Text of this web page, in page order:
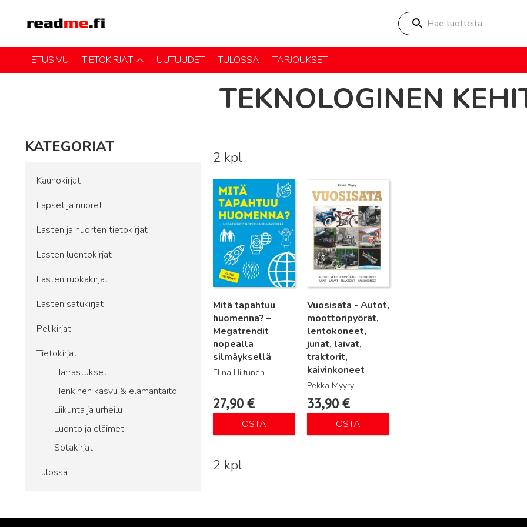
Hae tuotteita
ETUSIVU TIETOKIRJAT UUTUUDET TULOSSA TARJOUKSET
TEKNOLOGINEN
KATEGORIAT
Kaunokirjat
Lapset ja nuoret
Lasten ja nuorten tietokirjat
Lasten luontokirjat
Lasten ruokakirjat
Lasten satukirjat
Pelikirjat
Tietokirjat
Harrastukset
Henkinen kasvu & elämäntaito
Liikunta ja urheilu
Luonto ja eläimet
Sotakirjat
Tulossa
2 kpl
Mitä tapahtuu
huomenna? –
Megatrendit
nopealla
silmäyksellä
Elina Hiltunen
27,90 €
OSTA
Lue lisää
Vuosisata - Autot,
moottoripyörät,
lentokoneet,
junat, laivat,
traktorit,
kaivinkoneet
Pekka Myyry
33,90 €
OSTA
2 kpl